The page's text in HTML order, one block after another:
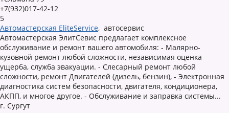
+7(932)017-42-12
5
Автомастерская EliteService, автосервис
Автомастерская ЭлитСевис предлагает комплексное
обслуживание и ремонт вашего автомобиля: - Малярно-
кузовной ремонт любой сложности, независимая оценка
ущерба, служба эвакуации. - Слесарный ремонт любой
сложности, ремонт Двигателей (дизель, бензин), - Электронная
диагностика систем безопасности, двигателя, кондиционера,
АКПП, и многое другое. - Обслуживание и заправка системы...
г. Сургут